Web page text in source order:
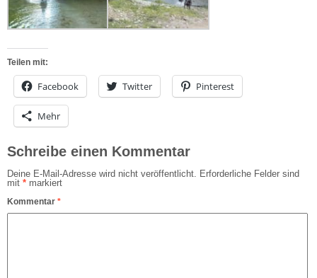
Teilen mit:
Facebook Twitter Pinterest
Mehr
Schreibe einen Kommentar
Deine E-Mail-Adresse wird nicht veröffentlicht. Erforderliche Felder sind
mit * markiert
Kommentar *